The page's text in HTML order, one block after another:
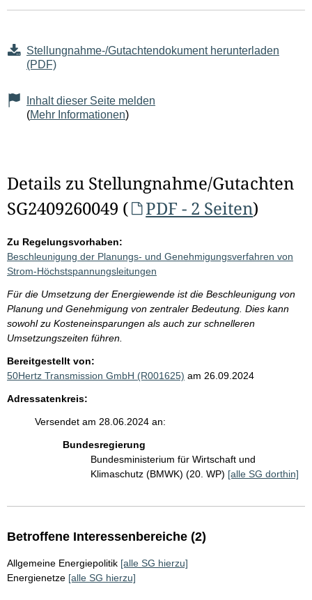
Stellungnahme-/Gutachtendokument herunterladen
(PDF)
Inhalt dieser Seite melden
(Mehr Informationen)
Details zu Stellungnahme/Gutachten
SG2409260049 (
PDF - 2 Seiten)
Zu Regelungsvorhaben:
Beschleunigung der Planungs- und Genehmigungsverfahren von
Strom-Höchstspannungsleitungen
Für die Umsetzung der Energiewende ist die Beschleunigung von
Planung und Genehmigung von zentraler Bedeutung. Dies kann
sowohl zu Kosteneinsparungen als auch zur schnelleren
Umsetzungszeiten führen.
Bereitgestellt von:
50Hertz Transmission GmbH (R001625) am 26.09.2024
Adressatenkreis:
Versendet am 28.06.2024 an:
Bundesregierung
Bundesministerium für Wirtschaft und
Klimaschutz (BMWK) (20. WP) [alle SG dorthin]
Betroffene Interessenbereiche (2)
Allgemeine Energiepolitik [alle SG hierzu]
Energienetze [alle SG hierzu]